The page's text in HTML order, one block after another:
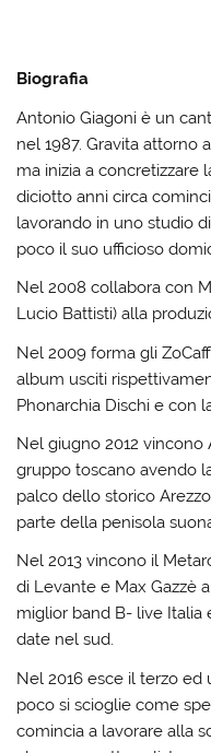
Biografia
Antonio Giagoni è un
nel 1987. Gravita attorno
ma inizia a concretizzare
diciotto anni circa
lavorando in uno studio
poco il suo ufficioso
Nel 2008 collabora con
Lucio Battisti) alla
Nel 2009 forma gli
album usciti
Phonarchia Dischi e con
Nel giugno 2012
gruppo toscano avendo
palco dello storico
parte della penisola
Nel 2013 vincono il
di Levante e Max Gazzè
miglior band B- live Italia
date nel sud.
Nel 2016 esce il terzo
poco si scioglie come
comincia a lavorare alla